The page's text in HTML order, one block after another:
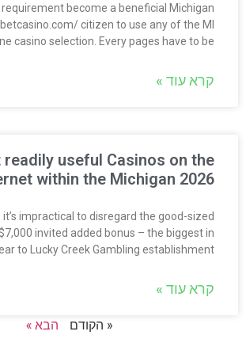
requirement become a beneficial Michigan
citizen to use any of the MI
casino selection. Every pages have to be
קרא עוד »
readily useful Casinos on the
within the Michigan 2026
impractical to disregard the good-sized
invited added bonus – the biggest in
to Lucky Creek Gambling establishment.
קרא עוד »
« הקודם הבא »